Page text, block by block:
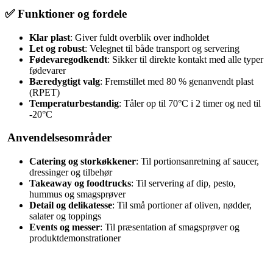
✅ Funktioner og fordele
Klar plast: Giver fuldt overblik over indholdet
Let og robust: Velegnet til både transport og servering
Fødevaregodkendt: Sikker til direkte kontakt med alle typer
fødevarer
Bæredygtigt valg: Fremstillet med 80 % genanvendt plast
(RPET)
Temperaturbestandig: Tåler op til 70°C i 2 timer og ned til
-20°C
‍ Anvendelsesområder
Catering og storkøkkener: Til portionsanretning af saucer,
dressinger og tilbehør
Takeaway og foodtrucks: Til servering af dip, pesto,
hummus og smagsprøver
Detail og delikatesse: Til små portioner af oliven, nødder,
salater og toppings
Events og messer: Til præsentation af smagsprøver og
produktdemonstrationer